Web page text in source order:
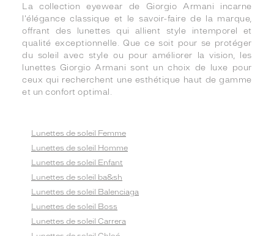
La collection eyewear de Giorgio Armani incarne
l'élégance classique et le savoir-faire de la marque,
offrant des lunettes qui allient style intemporel et
qualité exceptionnelle. Que ce soit pour se protéger
du soleil avec style ou pour améliorer la vision, les
lunettes Giorgio Armani sont un choix de luxe pour
ceux qui recherchent une esthétique haut de gamme
et un confort optimal.
Lunettes de soleil Femme
Lunettes de soleil Homme
Lunettes de soleil Enfant
Lunettes de soleil ba&sh
Lunettes de soleil Balenciaga
Lunettes de soleil Boss
Lunettes de soleil Carrera